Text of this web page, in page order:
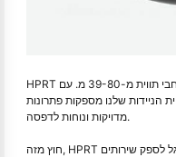
HPRT מציע טווח של מדפסות שמתמכות ברחבי תווית מ-39-80 מ. עם
הניידות שלנו מספקות פתרונות
מדויקות ונוחות לדפסה.
חוץ מזה, HPRT מכוון צוות מחקר ופיתוח משמעותי מסוגל לספק שירותים